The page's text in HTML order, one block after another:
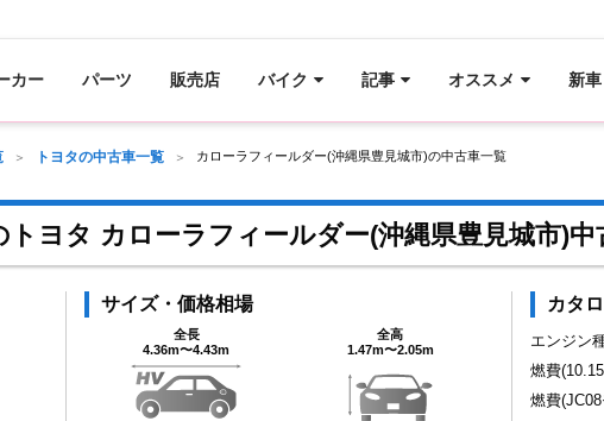
カー パーツ 販売店 バイク 記事 オススメ 新車
トヨタの中古車一覧 カローラフィールダー(沖縄県豊見城市)の中古車一覧
トヨタ カローラフィールダー(沖縄県豊見城市)中
サイズ・価格相場
全長
4.36m〜4.43m
全高
1.47m〜2.05m
カタ
エンジン
燃費
燃費